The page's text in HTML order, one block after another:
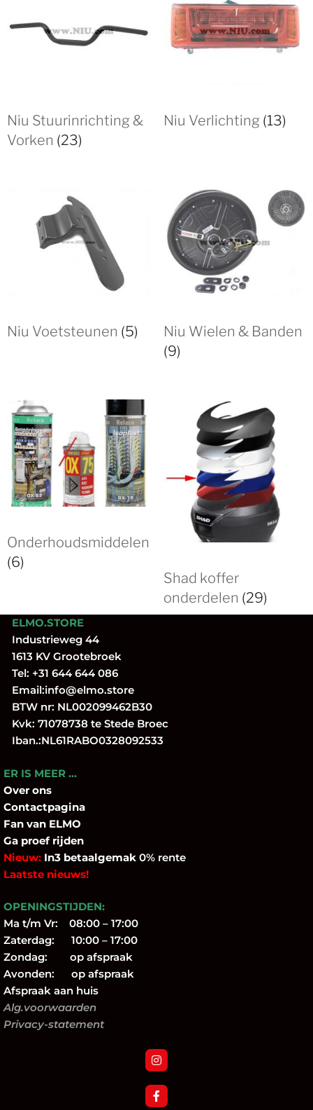
Niu Stuurinrichting &
Vorken (23)
Niu Verlichting (13)
Niu Voetsteunen (5)
Niu Wielen & Banden
(9)
Onderhoudsmiddelen
(6)
Shad koffer
onderdelen (29)
ELMO.STORE
Industrieweg 44
1613 KV Grootebroek
Tel: +31 644 644 086
Email:info@elmo.store
BTW nr: NL002099462B30
Kvk: 71078738 te Stede Broec
Iban.:NL61RABO0328092533
ER IS MEER …
Over ons
Contactpagina
Fan van ELMO
Ga proef rijden
Nieuw: In3 betaalgemak 0% rente
Laatste nieuws!
OPENINGSTIJDEN:
Ma t/m Vr: 08:00 – 17:00
Zaterdag: 10:00 – 17:00
Zondag: op afspraak
Avonden: op afspraak
Afspraak aan huis
Alg.voorwaarden
Privacy-statement